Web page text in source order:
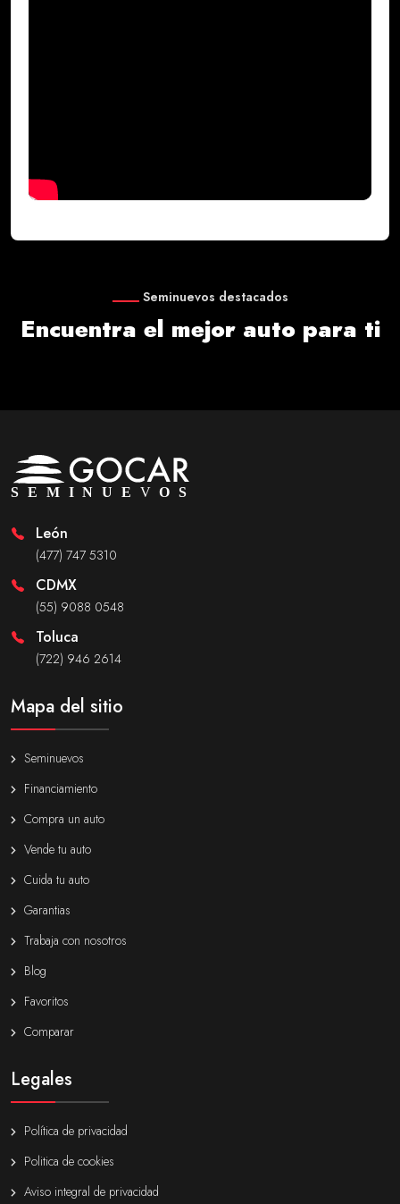
Seminuevos destacados
Encuentra el mejor auto para ti
León
(477) 747 5310
CDMX
(55) 9088 0548
Toluca
(722) 946 2614
Mapa del sitio
Seminuevos
Financiamiento
Compra un auto
Vende tu auto
Cuida tu auto
Garantias
Trabaja con nosotros
Blog
Favoritos
Comparar
Legales
Política de privacidad
Politica de cookies
Aviso integral de privacidad